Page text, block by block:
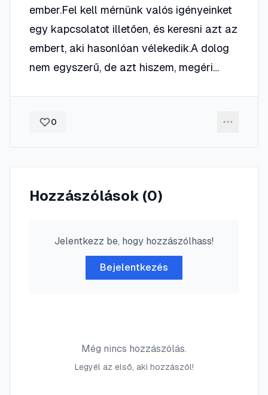
ember.Fel kell mérnünk valós igényeinket
egy kapcsolatot illetően, és keresni azt az
embert, aki hasonlóan vélekedik.A dolog
nem egyszerű, de azt hiszem, megéri…
0
Hozzászólások (0)
Jelentkezz be, hogy hozzászólhass!
Bejelentkezés
Még nincs hozzászólás.
Legyél az első, aki hozzászól!